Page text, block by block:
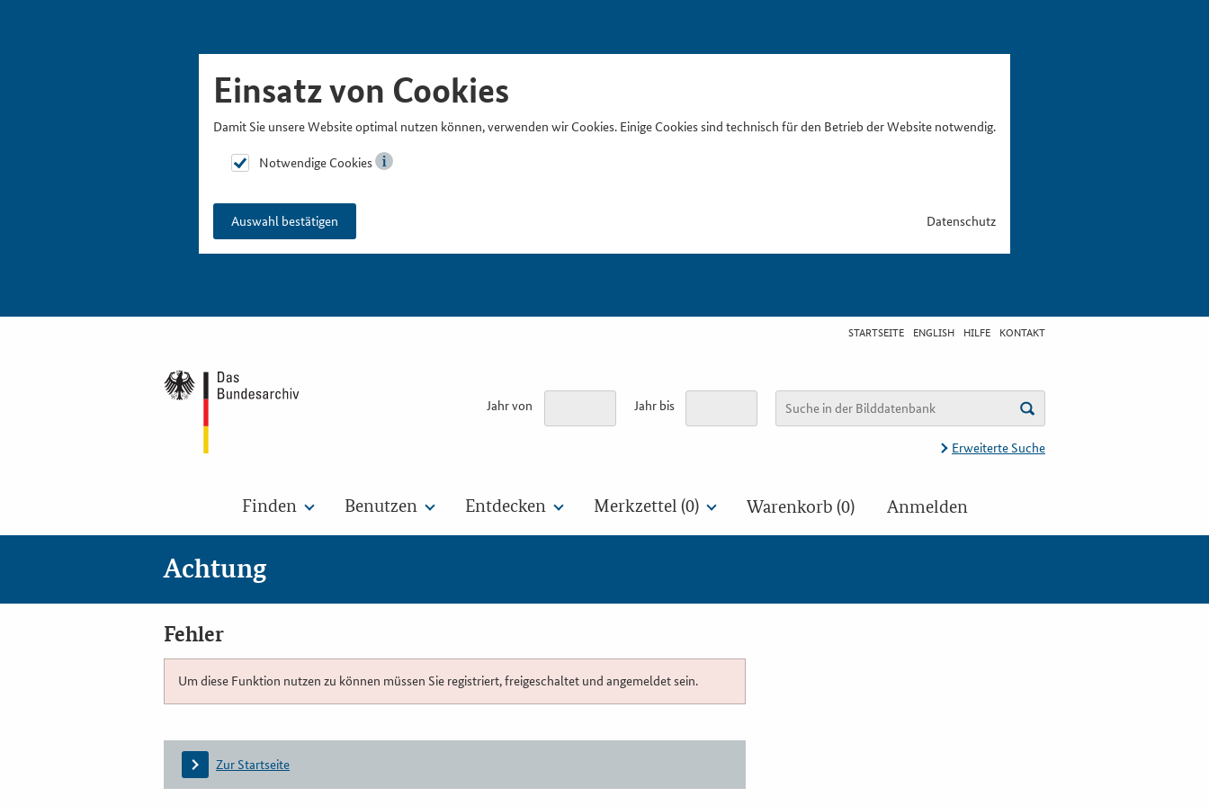
Einsatz von Cookies
Damit Sie unsere Website optimal nutzen können, verwenden wir Cookies. Einige Cookies sind technisch für den Betrieb der Website notwendig.
Notwendige Cookies
Auswahl bestätigen Datenschutz
STARTSEITE ENGLISH HILFE KONTAKT
Jahr von Jahr bis
Erweiterte Suche
Finden Benutzen Entdecken Merkzettel (0) Warenkorb (0) Anmelden
Achtung
Fehler
Um diese Funktion nutzen zu können müssen Sie registriert, freigeschaltet und angemeldet sein.
Zur Startseite